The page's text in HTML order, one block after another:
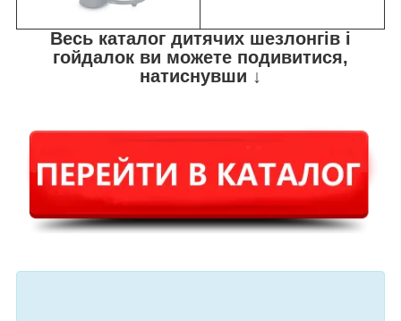
Весь каталог дитячих шезлонгів і
гойдалок ви можете подивитися,
натиснувши ↓